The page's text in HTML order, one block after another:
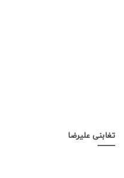
تغابنی علیرضا